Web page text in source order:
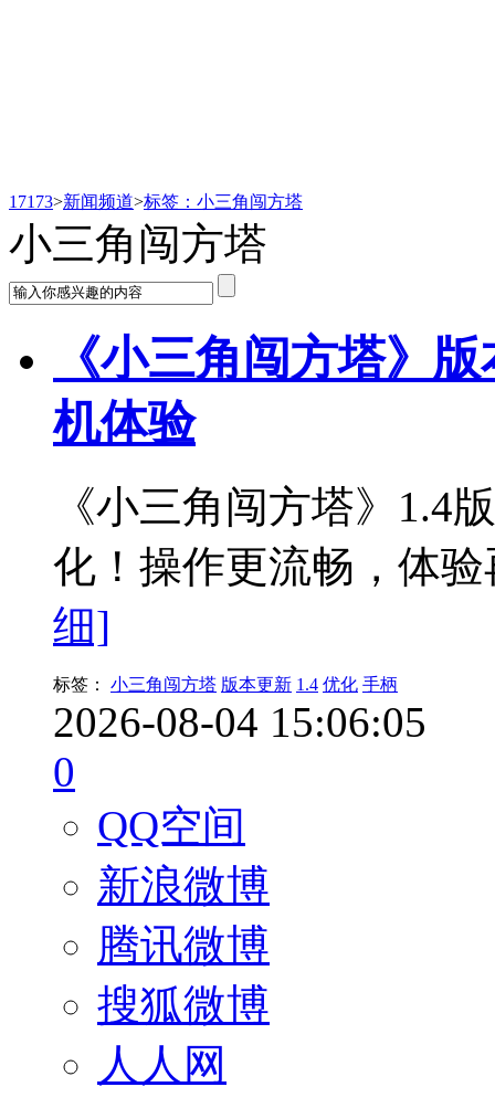
17173>新闻频道>标签：小三角闯方塔
小三角闯方塔
《小三角闯方塔》
机体验
《小三角闯方塔》1.4
化！操作更流畅，体
细]
标签： 小三角闯方塔 版本更新 1.4 优化 手柄
2026-08-04 15:06:05
0
QQ空间
新浪微博
腾讯微博
搜狐微博
人人网